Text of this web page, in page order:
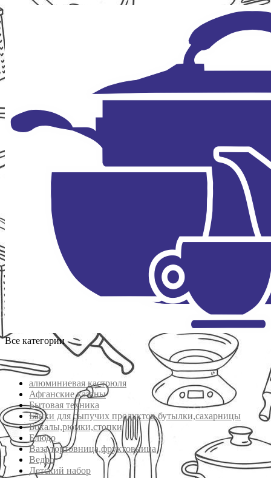
Все категории
алюминиевая кастрюля
Афганские казаны
Бытовая техника
Банки для сыпучих продуктов,бутылки,сахарницы
Бокалы,рюмки,стопки
Блюдо
Ваза,тортовница,фруктовница
Ведро
Детский набор